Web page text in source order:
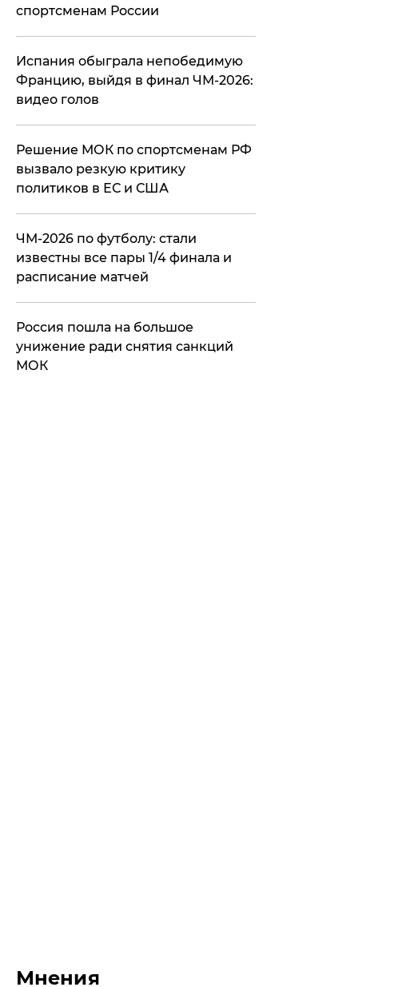
спортсменам России
Испания обыграла непобедимую
Францию, выйдя в финал ЧМ-2026:
видео голов
Решение МОК по спортсменам РФ
вызвало резкую критику
политиков в ЕС и США
ЧМ-2026 по футболу: стали
известны все пары 1/4 финала и
расписание матчей
Россия пошла на большое
унижение ради снятия санкций
МОК
Мнения